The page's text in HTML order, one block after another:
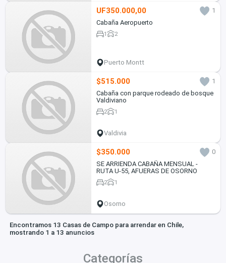
UF350.000,00
1
Cabaña Aeropuerto
1 2
Puerto Montt
$515.000
1
Cabaña con parque rodeado de bosque
Valdiviano
2 1
Valdivia
$350.000
0
SE ARRIENDA CABAÑA MENSUAL -
RUTA U-55, AFUERAS DE OSORNO
2 1
Osorno
Encontramos 13 Casas de Campo para arrendar en Chile,
mostrando 1 a 13 anuncios
Categorías